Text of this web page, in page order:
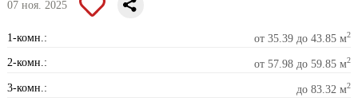
07 ноя. 2025
1-комн.: от 35.39 до 43.85 м2
2-комн.: от 57.98 до 59.85 м2
3-комн.: до 83.32 м2